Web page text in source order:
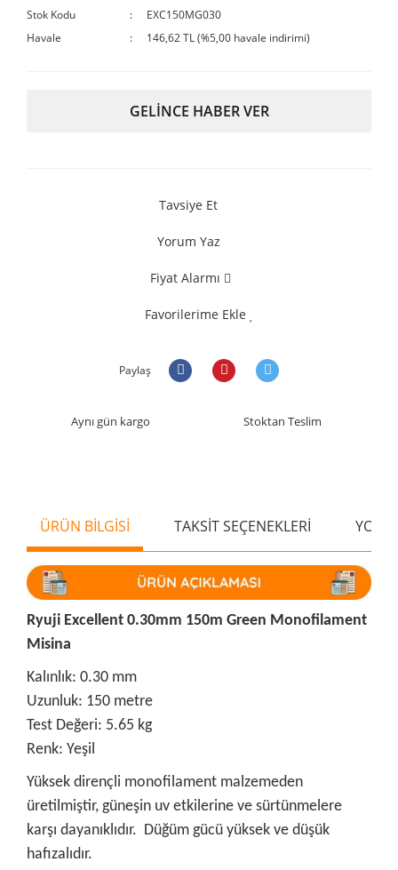
Stok Kodu
EXC150MG030
Havale
146,62 TL (%5,00 havale indirimi)
GELİNCE HABER VER
Tavsiye Et
Yorum Yaz
Fiyat Alarmı
Favorilerime Ekle
Paylaş
Aynı gün kargo Stoktan Teslim
ÜRÜN BİLGİSİ TAKSİT SEÇENEKLERİ
Ryuji Excellent 0.30mm 150m Green Monofilament
Misina
Kalınlık: 0.30 mm
Uzunluk: 150 metre
Test Değeri: 5.65 kg
Renk: Yeşil
Yüksek dirençli monofilament malzemeden
üretilmiştir, güneşin uv etkilerine ve sürtünmelere
karşı dayanıklıdır. Düğüm gücü yüksek ve düşük
hafızalıdır.